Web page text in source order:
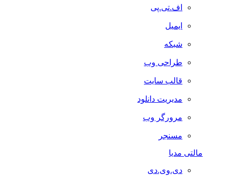
اف.تی.پی
ایمیل
شبکه
طراحی وب
قالب سایت
مدیریت دانلود
مرورگر وب
مسنجر
مالتی مدیا
دی.وی.دی